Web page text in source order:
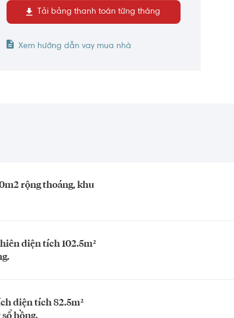
Tải bảng thanh toán từng tháng
Xem hướng dẫn vay mua nhà
rộng thoáng, khu
diện tích 102.5m²
diện tích 82.5m²
hồng.